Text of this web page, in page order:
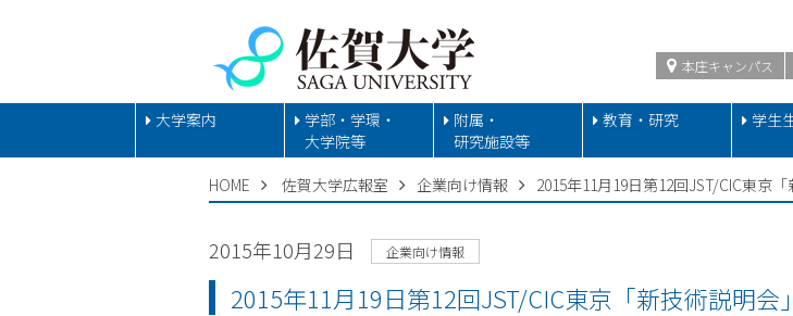
本庄キャンパス
大学案内
学部・学環・
大学院等
附属・
研究施設等
教育・研究 学生
HOME 佐賀大学広報室 企業向け情報 2015年11月19日第12回JST/CIC東京
2015年10月29日 企業向け情報
2015年11月19日第12回JST/CIC東京「新技術説明会